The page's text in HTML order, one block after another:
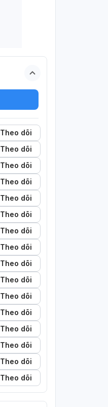
Theo dõi
Theo dõi
Theo dõi
Theo dõi
Theo dõi
Theo dõi
Theo dõi
Theo dõi
Theo dõi
Theo dõi
Theo dõi
Theo dõi
Theo dõi
Theo dõi
Theo dõi
Theo dõi